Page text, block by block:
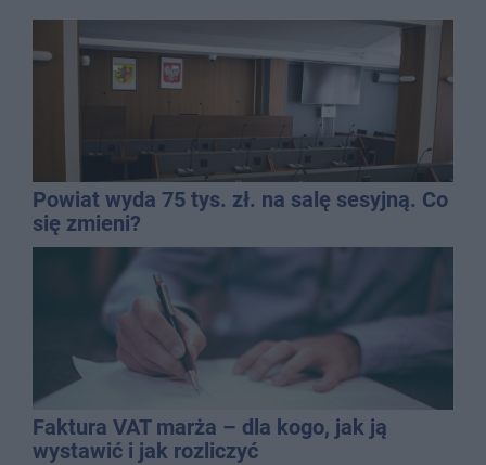
Powiat wyda 75 tys. zł. na salę sesyjną. Co
się zmieni?
Faktura VAT marża – dla kogo, jak ją
wystawić i jak rozliczyć